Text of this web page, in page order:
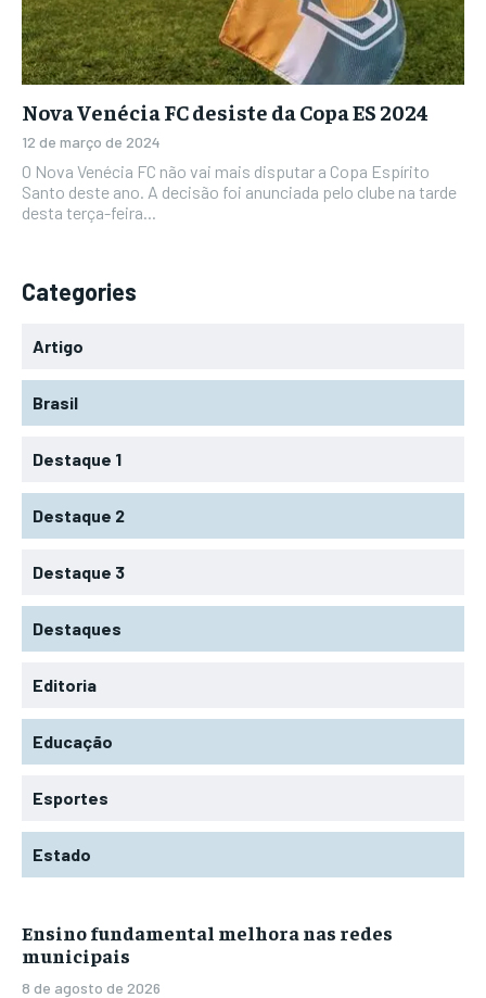
Nova Venécia FC desiste da Copa ES 2024
12 de março de 2024
O Nova Venécia FC não vai mais disputar a Copa Espírito
Santo deste ano. A decisão foi anunciada pelo clube na tarde
desta terça-feira...
Categories
Artigo
Brasil
Destaque 1
Destaque 2
Destaque 3
Destaques
Editoria
Educação
Esportes
Estado
Ensino fundamental melhora nas redes
municipais
8 de agosto de 2026